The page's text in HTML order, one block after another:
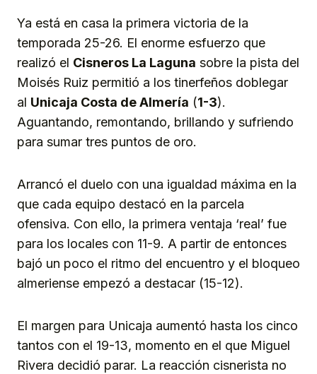
Ya está en casa la primera victoria de la
temporada 25-26. El enorme esfuerzo que
realizó el Cisneros La Laguna sobre la pista del
Moisés Ruiz permitió a los tinerfeños doblegar
al Unicaja Costa de Almería (1-3).
Aguantando, remontando, brillando y sufriendo
para sumar tres puntos de oro.
Arrancó el duelo con una igualdad máxima en la
que cada equipo destacó en la parcela
ofensiva. Con ello, la primera ventaja ‘real’ fue
para los locales con 11-9. A partir de entonces
bajó un poco el ritmo del encuentro y el bloqueo
almeriense empezó a destacar (15-12).
El margen para Unicaja aumentó hasta los cinco
tantos con el 19-13, momento en el que Miguel
Rivera decidió parar. La reacción cisnerista no